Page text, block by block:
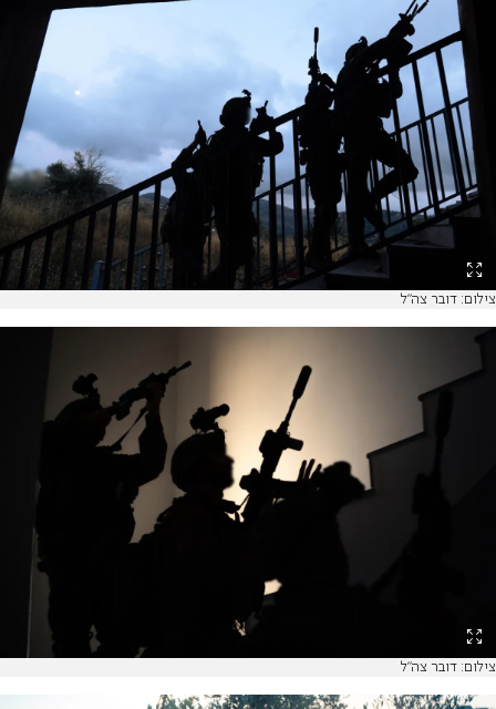
צילום: דובר צה"ל
צילום: דובר צה"ל